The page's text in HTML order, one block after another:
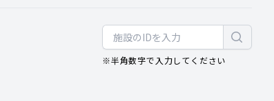
※半角数字で入力してください